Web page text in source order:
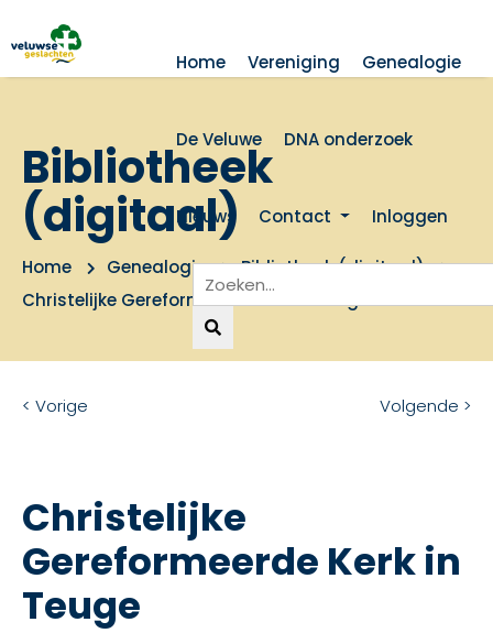
Home Vereniging Genealogie
De Veluwe DNA onderzoek
Nieuws Contact Inloggen
Bibliotheek
(digitaal)
Home Genealogie
Bibliotheek (digitaal)
Christelijke Gereformeerde Kerk in Teuge
< Vorige Volgende >
Christelijke
Gereformeerde Kerk in
Teuge